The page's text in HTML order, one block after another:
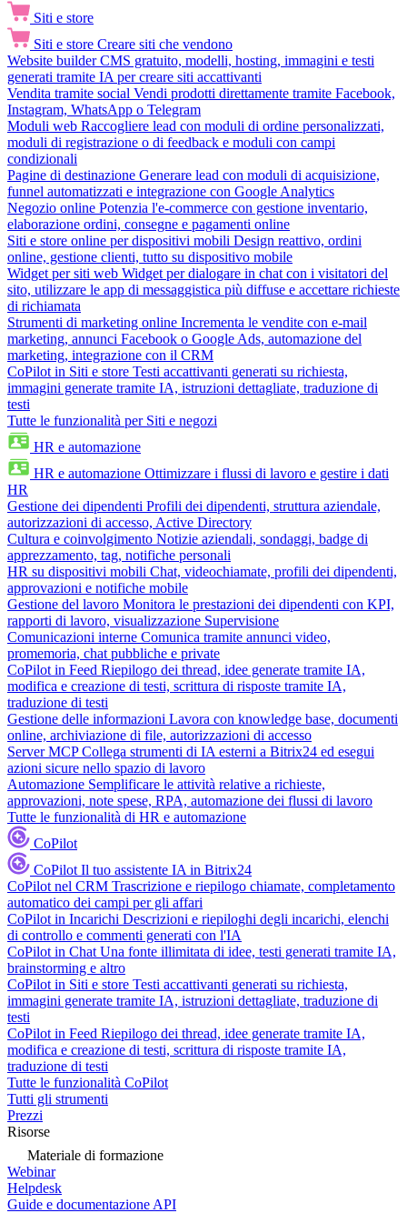
Siti e store
Siti e store Creare siti che vendono
Website builder CMS gratuito, modelli, hosting, immagini e testi
generati tramite IA per creare siti accattivanti
Vendita tramite social Vendi prodotti direttamente tramite Facebook,
Instagram, WhatsApp o Telegram
Moduli web Raccogliere lead con moduli di ordine personalizzati,
moduli di registrazione o di feedback e moduli con campi
condizionali
Pagine di destinazione Generare lead con moduli di acquisizione,
funnel automatizzati e integrazione con Google Analytics
Negozio online Potenzia l'e-commerce con gestione inventario,
elaborazione ordini, consegne e pagamenti online
Siti e store online per dispositivi mobili Design reattivo, ordini
online, gestione clienti, tutto su dispositivo mobile
Widget per siti web Widget per dialogare in chat con i visitatori del
sito, utilizzare le app di messaggistica più diffuse e accettare richieste
di richiamata
Strumenti di marketing online Incrementa le vendite con e-mail
marketing, annunci Facebook o Google Ads, automazione del
marketing, integrazione con il CRM
CoPilot in Siti e store Testi accattivanti generati su richiesta,
immagini generate tramite IA, istruzioni dettagliate, traduzione di
testi
Tutte le funzionalità per Siti e negozi
HR e automazione
HR e automazione Ottimizzare i flussi di lavoro e gestire i dati
HR
Gestione dei dipendenti Profili dei dipendenti, struttura aziendale,
autorizzazioni di accesso, Active Directory
Cultura e coinvolgimento Notizie aziendali, sondaggi, badge di
apprezzamento, tag, notifiche personali
HR su dispositivi mobili Chat, videochiamate, profili dei dipendenti,
approvazioni e notifiche mobile
Gestione del lavoro Monitora le prestazioni dei dipendenti con KPI,
rapporti di lavoro, visualizzazione Supervisione
Comunicazioni interne Comunica tramite annunci video,
promemoria, chat pubbliche e private
CoPilot in Feed Riepilogo dei thread, idee generate tramite IA,
modifica e creazione di testi, scrittura di risposte tramite IA,
traduzione di testi
Gestione delle informazioni Lavora con knowledge base, documenti
online, archiviazione di file, autorizzazioni di accesso
Server MCP Collega strumenti di IA esterni a Bitrix24 ed esegui
azioni sicure nello spazio di lavoro
Automazione Semplificare le attività relative a richieste,
approvazioni, note spese, RPA, automazione dei flussi di lavoro
Tutte le funzionalità di HR e automazione
CoPilot
CoPilot Il tuo assistente IA in Bitrix24
CoPilot nel CRM Trascrizione e riepilogo chiamate, completamento
automatico dei campi per gli affari
CoPilot in Incarichi Descrizioni e riepiloghi degli incarichi, elenchi
di controllo e commenti generati con l'IA
CoPilot in Chat Una fonte illimitata di idee, testi generati tramite IA,
brainstorming e altro
CoPilot in Siti e store Testi accattivanti generati su richiesta,
immagini generate tramite IA, istruzioni dettagliate, traduzione di
testi
CoPilot in Feed Riepilogo dei thread, idee generate tramite IA,
modifica e creazione di testi, scrittura di risposte tramite IA,
traduzione di testi
Tutte le funzionalità CoPilot
Tutti gli strumenti
Prezzi
Risorse
Materiale di formazione
Webinar
Helpdesk
Guide e documentazione API